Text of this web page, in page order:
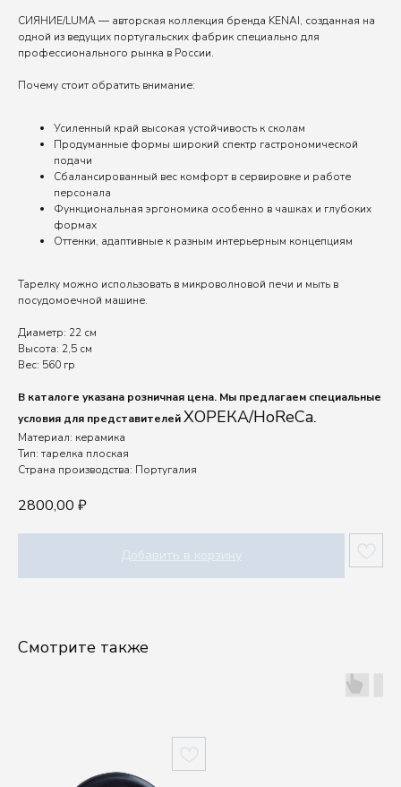
2800,00 ₽
Добавить в корзину
СИЯНИЕ/LUMA — авторская коллекция бренда KENAI, созданная на
одной из ведущих португальских фабрик специально для
профессионального рынка в России.
Почему стоит обратить внимание:
Усиленный край высокая устойчивость к сколам
Продуманные формы широкий спектр гастрономической
подачи
Сбалансированный вес комфорт в сервировке и работе
персонала
Функциональная эргономика особенно в чашках и глубоких
формах
Оттенки, адаптивные к разным интерьерным концепциям
Тарелку можно использовать в микроволновой печи и мыть в
посудомоечной машине.
Диаметр: 22 см
Высота: 2,5 см
Вес: 560 гр
В каталоге указана розничная цена. Мы предлагаем специальные
условия для представителейХОРЕКА/HoReCa.
Материал: керамика
Тип: тарелка плоская
Страна производства: Португалия
Смотрите также